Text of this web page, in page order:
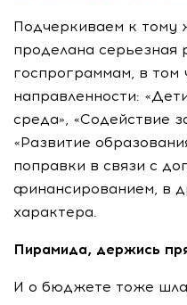
Подчеркиваем к тому
проделана серьезная
госпрограммам, в том
направленности:
среда», «Содействие
«Развитие
поправки в связи с
финансированием, в
характера.
Пирамида, держись
И о бюджете тоже